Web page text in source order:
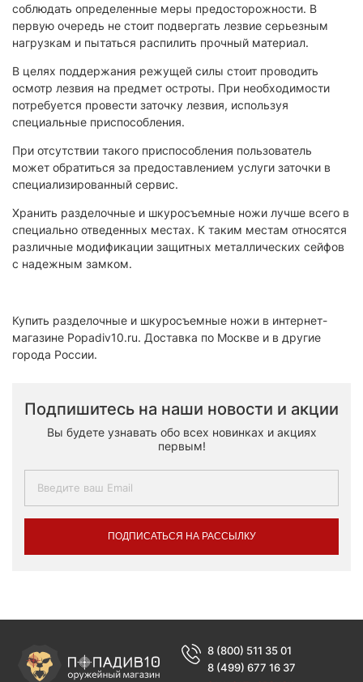
соблюдать определенные меры предосторожности. В
первую очередь не стоит подвергать лезвие серьезным
нагрузкам и пытаться распилить прочный материал.
В целях поддержания режущей силы стоит проводить
осмотр лезвия на предмет остроты. При необходимости
потребуется провести заточку лезвия, используя
специальные приспособления.
При отсутствии такого приспособления пользователь
может обратиться за предоставлением услуги заточки в
специализированный сервис.
Хранить разделочные и шкуросъемные ножи лучше всего в
специально отведенных местах. К таким местам относятся
различные модификации защитных металлических сейфов
с надежным замком.
Купить разделочные и шкуросъемные ножи в интернет-
магазине Popadiv10.ru. Доставка по Москве и в другие
города России.
Подпишитесь на наши новости и акции
Вы будете узнавать обо всех новинках и акциях
первым!
ПОДПИСАТЬСЯ НА РАССЫЛКУ
8 (800) 511 35 01
8 (499) 677 16 37